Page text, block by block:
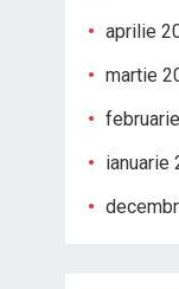
aprilie
martie
ianuarie